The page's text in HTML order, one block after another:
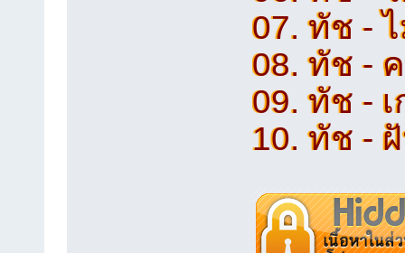
07. ทัช -
08. ทัช -
09. ทัช -
10. ทัช -